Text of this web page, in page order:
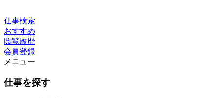
仕事検索
おすすめ
閲覧履歴
会員登録
メニュー
仕事を探す